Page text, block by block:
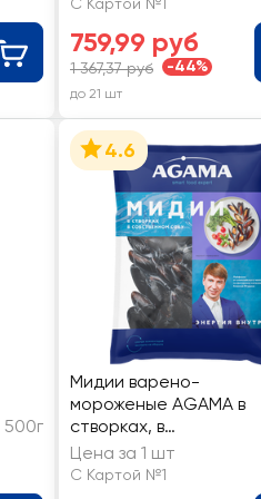
759,99 руб
1 367,37 руб -44%
до 21 шт
500г
4.6
Мидии варено-
мороженые AGAMA в
створках, в
собственном соку
Цена за 1 шт
С Картой №1